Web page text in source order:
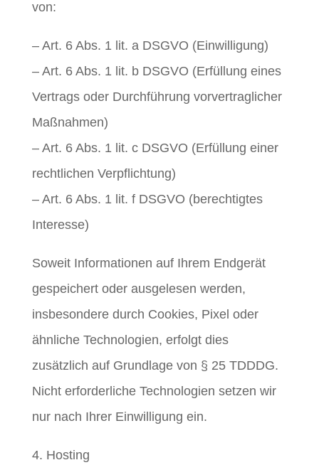
von:
– Art. 6 Abs. 1 lit. a DSGVO (Einwilligung)
– Art. 6 Abs. 1 lit. b DSGVO (Erfüllung eines
Vertrags oder Durchführung vorvertraglicher
Maßnahmen)
– Art. 6 Abs. 1 lit. c DSGVO (Erfüllung einer
rechtlichen Verpflichtung)
– Art. 6 Abs. 1 lit. f DSGVO (berechtigtes
Interesse)
Soweit Informationen auf Ihrem Endgerät
gespeichert oder ausgelesen werden,
insbesondere durch Cookies, Pixel oder
ähnliche Technologien, erfolgt dies
zusätzlich auf Grundlage von § 25 TDDDG.
Nicht erforderliche Technologien setzen wir
nur nach Ihrer Einwilligung ein.
4. Hosting